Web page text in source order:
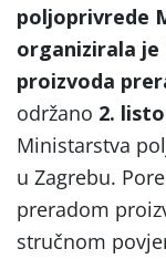
poljoprivrede
organizirala je
proizvoda
održano 2.
Ministarstva
u Zagrebu.
preradom
stručnom